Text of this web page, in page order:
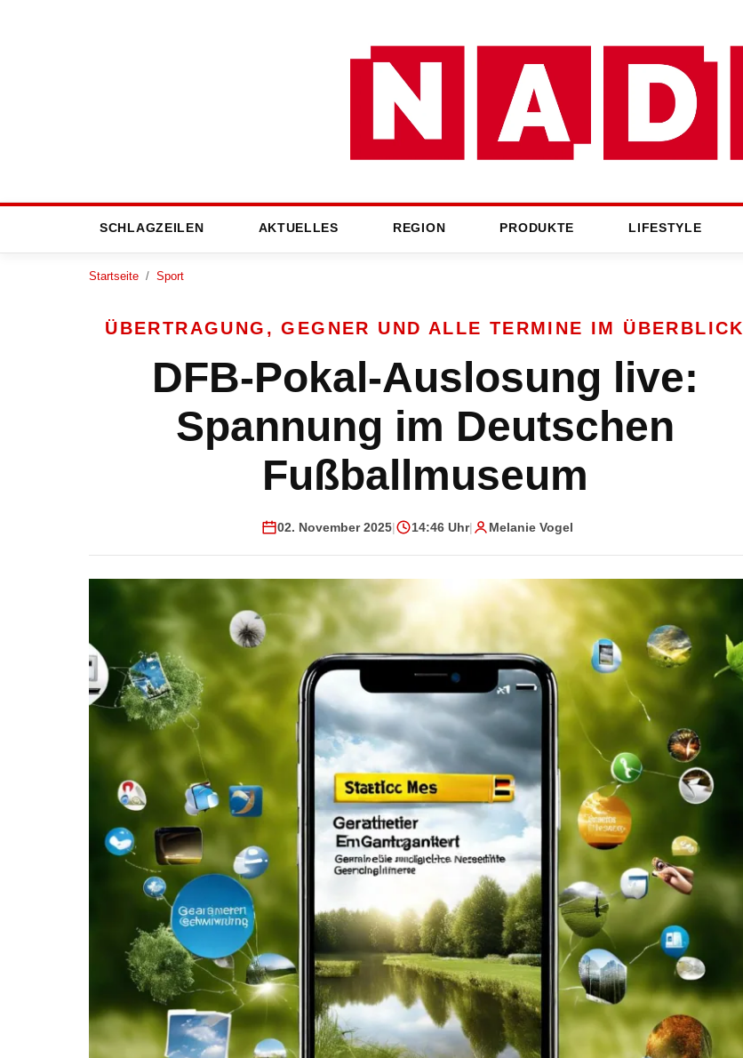
SCHLAGZEILEN AKTUELLES REGION PRODUKTE LIFESTYLE
Startseite / Sport
ÜBERTRAGUNG, GEGNER UND ALLE TERMINE IM ÜBERBLICK
DFB-Pokal-Auslosung live:
Spannung im Deutschen
Fußballmuseum
02. November 2025| 14:46 Uhr| Melanie Vogel